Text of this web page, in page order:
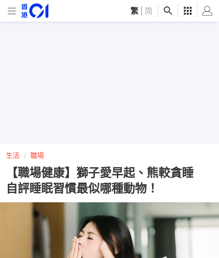
繁 简
生活 職場
【職場健康】獅子愛早起、熊較貪睡
自評睡眠習慣最似哪種動物！